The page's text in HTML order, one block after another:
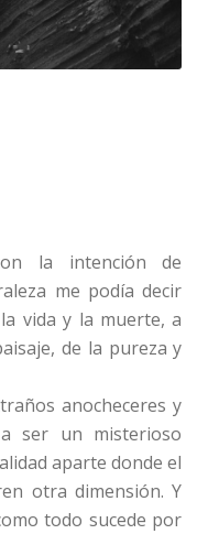
la intención de
me podía decir
vida y la muerte, a
de la pureza y
anocheceres y
ser un misterioso
aparte donde el
otra dimensión. Y
todo sucede por